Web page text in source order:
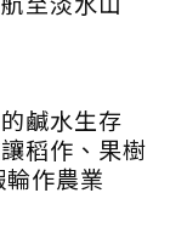
鹹水生存
稻作、果樹
作農業